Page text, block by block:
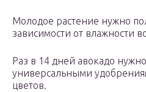
Молодое растение нужно
зависимости от влажности
Раз в 14 дней авокадо
универсальными
цветов.